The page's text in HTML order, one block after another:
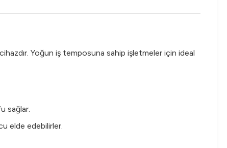
Yoğun iş temposuna sahip işletmeler için ideal
sağlar.
elde edebilirler.